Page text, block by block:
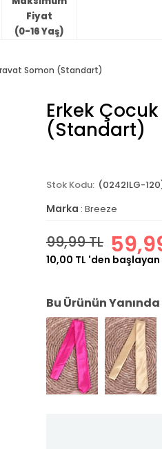
Fiyat
(0-16 Yaş)
Somon (Standart)
Erkek
(Standart)
(0242ILG-
Marka : Breeze
99,99 TL
10,00 TL 'den
Bu Ürünün